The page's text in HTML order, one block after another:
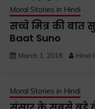
Moral Stories in Hindi
सच्चे मित्र की बात
Baat Suno
March 1, 2018 Hind
Moral Stories in Hindi